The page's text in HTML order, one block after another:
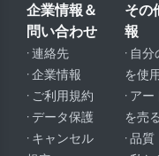
企業情報＆
問い合わせ
· 連絡先
· 企業情報
· ご利用規約
· データ保護
· キャンセル
その
報
· 自
を使用
· ア
を売る
· 品質